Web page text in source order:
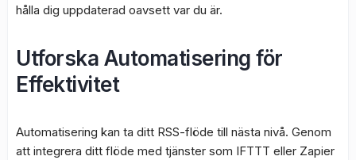
hålla dig uppdaterad oavsett var du är.
Utforska Automatisering för
Effektivitet
Automatisering kan ta ditt RSS-flöde till nästa nivå. Genom
att integrera ditt flöde med tjänster som IFTTT eller Zapier